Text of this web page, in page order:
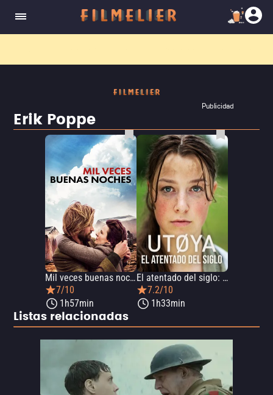
Publicidad
Erik Poppe
Mil veces buenas noches
7/10
1h57min
El atentado del siglo: Utøya
7.2/10
1h33min
Listas relacionadas